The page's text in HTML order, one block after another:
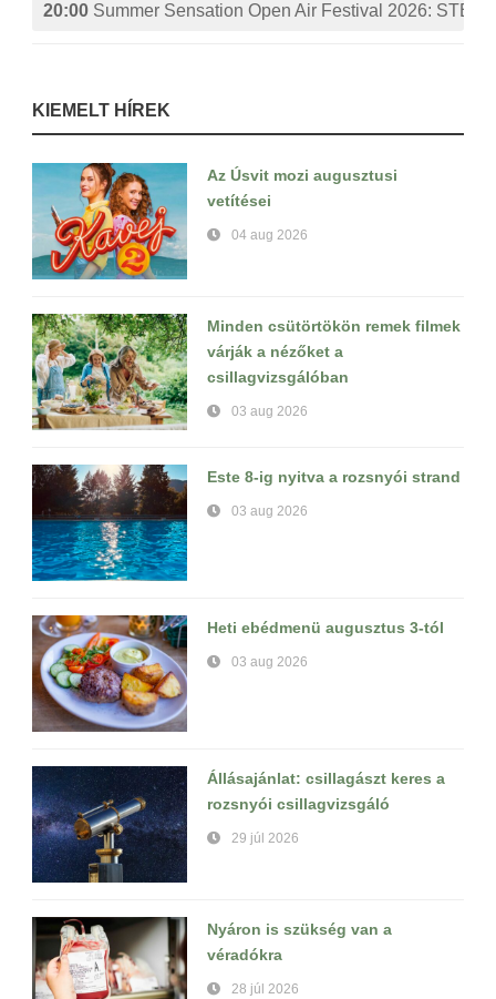
20:00 Summer Sensation Open Air Festival 2026:
KIEMELT HÍREK
Az Úsvit mozi augusztusi
vetítései
04 aug 2026
Minden csütörtökön remek filmek
várják a nézőket a
csillagvizsgálóban
03 aug 2026
Este 8-ig nyitva a rozsnyói strand
03 aug 2026
Heti ebédmenü augusztus 3-tól
03 aug 2026
Állásajánlat: csillagászt keres a
rozsnyói csillagvizsgáló
29 júl 2026
Nyáron is szükség van a
véradókra
28 júl 2026